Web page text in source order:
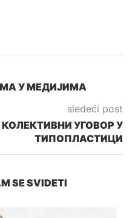
У МЕДИЈИМА
sledeći post
УГОВОР У
ТИПОПЛАСТИЦИ
SE SVIDETI